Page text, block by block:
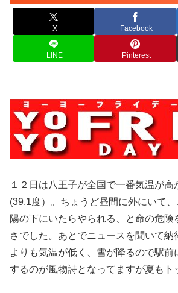
X Facebook
LINE Pinterest
１２日は八王子が全国で一番気温が高
(39.1度）。ちょうど昼間に外にいて
陽の下にいたらやられる、と命の危険
さでした。あとでニュースを聞いて納
よりも気温が低く、雪が降るので駅前
するのが風物詩となってますが夏もト